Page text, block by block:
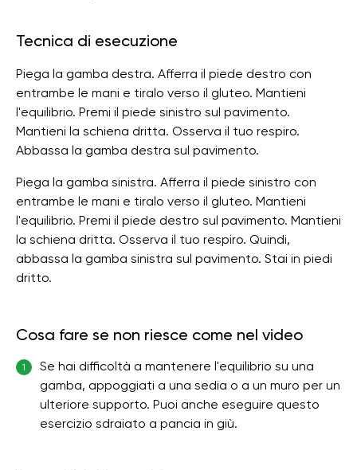
Tecnica di esecuzione
Piega la gamba destra. Afferra il piede destro con
entrambe le mani e tiralo verso il gluteo. Mantieni
l'equilibrio. Premi il piede sinistro sul pavimento.
Mantieni la schiena dritta. Osserva il tuo respiro.
Abbassa la gamba destra sul pavimento.
Piega la gamba sinistra. Afferra il piede sinistro con
entrambe le mani e tiralo verso il gluteo. Mantieni
l'equilibrio. Premi il piede destro sul pavimento. Mantieni
la schiena dritta. Osserva il tuo respiro. Quindi,
abbassa la gamba sinistra sul pavimento. Stai in piedi
dritto.
Cosa fare se non riesce come nel video
1
Se hai difficoltà a mantenere l'equilibrio su una
gamba, appoggiati a una sedia o a un muro per un
ulteriore supporto. Puoi anche eseguire questo
esercizio sdraiato a pancia in giù.